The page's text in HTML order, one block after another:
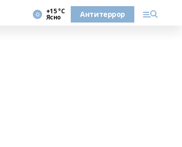
+15 °С
Ясно Антитеррор